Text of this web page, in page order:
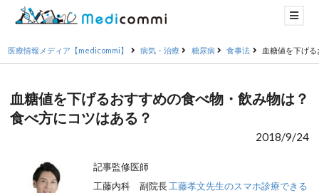
医療情報メディア【medicommi】 病気・治療 糖尿病 食事法 血糖値を下げ
血糖値を下げるおすすめの食べ物・飲み物は？
食べ方にコツはある？
2018/9/24
記事監修医師
工藤内科 副院長工藤孝文先生のスマホ診療できる